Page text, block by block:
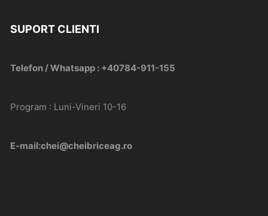
SUPORT CLIENTI
Telefon / Whatsapp : +40784-911-155
Program : Luni-Vineri 10-16
E-mail:chei@cheibriceag.ro